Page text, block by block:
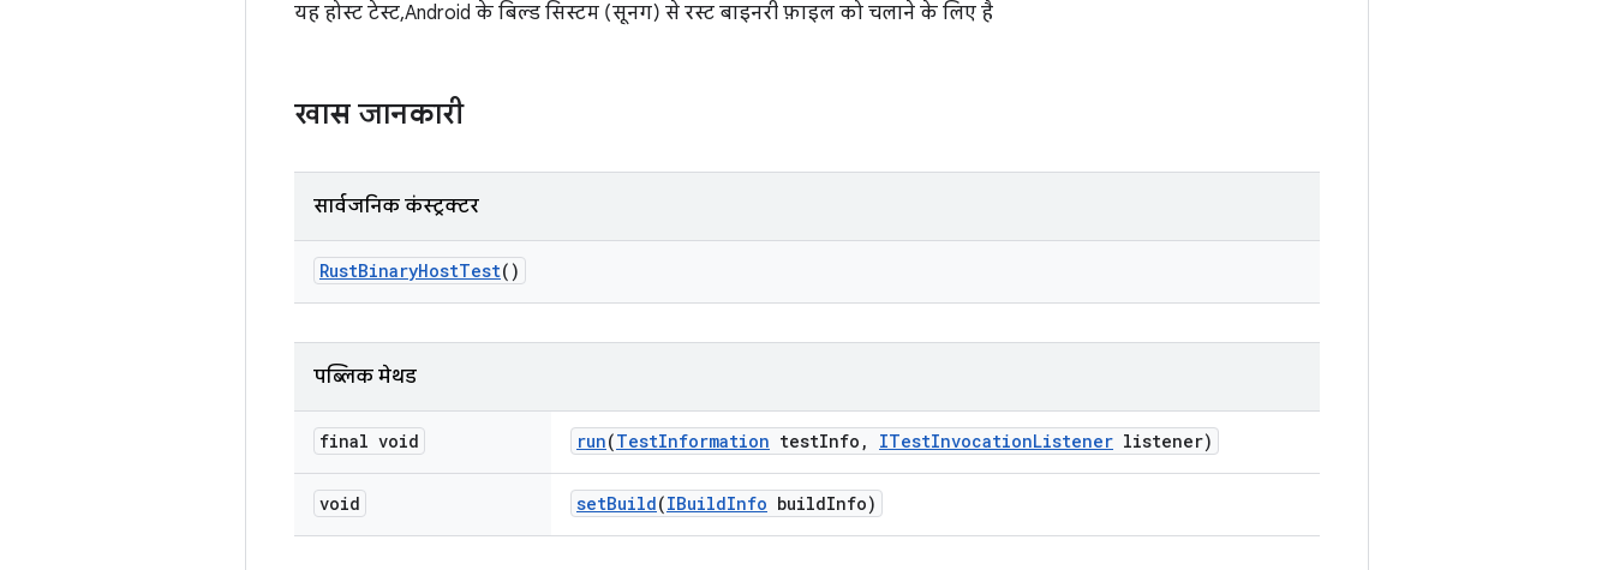
यह होस्ट टेस्ट, Android के बिल्ड सिस्टम (सूनग) से रस्ट बाइनरी फ़ाइल को चलाने के लिए है
खास जानकारी
सार्वजनिक कंस्ट्रक्टर
RustBinaryHostTest()
पब्लिक मेथड
final void run(TestInformation testInfo , ITestInvocationListener listener)
void setBuild(IBuildInfo buildInfo)